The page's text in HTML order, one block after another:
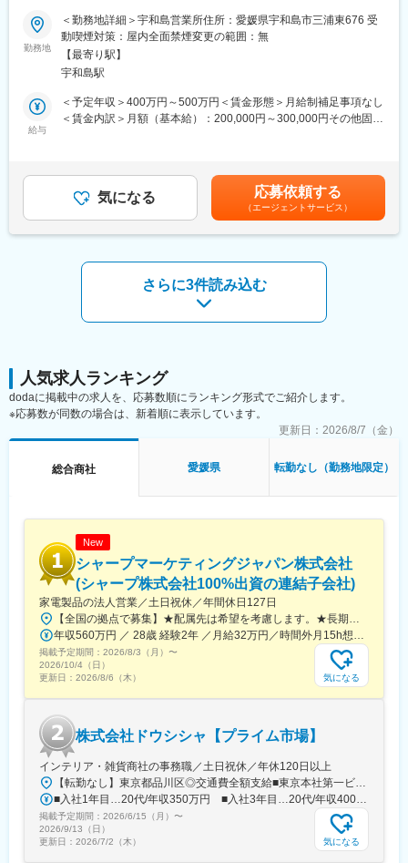
れています。「自分らしさ」を充分に発揮しながら、スキルアッ
プを図ることができます。
変更の範囲：会社の定める業務
■業務概要：
エンジン事業部門でメンテナンス業務をご担当いただきます。定
期点検の保全や修繕業務がメインとなります。大型機械の修理の
場合は、持ち帰ってメンテナンスを行います。選考の中でご本人
の希望と適正を考慮しながら配属先を決定していきます。
舶用・産業用ディーゼルエンジン、三菱ガスエンジン・ガスター
ビン、発電装置、太陽光発電システム、油清浄機、FRP製船舶、
コージェネレーションシステム、ソーラー発電システムを取り扱
■当社の魅力：
社員一人ひとりのスキルアップを支援しており、階層別研修、キ
ャリアアップ制度、人事評価制度などのサポート制度を設けてお
ります。「焦ったり、無理をして背伸びをする必要ない」という
考えが根付いているため、ご自身のペースで学びながら、確実に
■社風：
現在、20代～40代の社員が活躍しており、良好なチームワーク体
制が築かれております。また、社内研修、社内イベントなどにお
いて、各部署、各支店の社員と交流できるチャンスが多々用意さ
れています。「自分らしさ」を充分に発揮しながら、スキルアッ
勤務地
＜勤務地詳細＞宇和島営業所住所：愛媛県宇和島市三浦東676 受
動喫煙対策：屋内全面禁煙変更の範囲：無
【最寄り駅】
宇和島駅
給与
＜予定年収＞400万円～500万円＜賃金形態＞月給制補足事項なし
＜賃金内訳＞月額（基本給）：200,000円～300,000円その他固定
円）の過去実績あり■賞与：年2回※過去実績4ヶ月分賃金はあくま
でも目安の金額であり、選考を通じて上下する可能性がありま
す。月給(月額)は固定手当を含めた表記です。
気になる 応募依頼する
（エージェントサービス）
さらに3件読み込む
人気求人ランキング
dodaに掲載中の求人を、応募数順にランキング形式でご紹介します。
※応募数が同数の場合は、新着順に表示しています。
更新日： 2026/8/7（金）
総合商社 愛媛県 転勤なし（勤務地限定）
New
シャープマーケティングジャパン株式会社
(シャープ株式会社100%出資の連結子会社)
家電製品の法人営業／土日祝休／年間休日127日
【全国の拠点で募集】★配属先は希望を考慮します。★長期的にキャリアを積む中で全国転勤の可能性があります。※配属先の詳細は当社HPをご確認ください。https://smj.jp.sharp/hs/corporation/office.html＜営業拠点＞■北日本営業部札幌市、旭川市、函館市、帯広市、仙台市、山形市郡山市、紫波郡矢巾町、青森市、秋田市■首都圏営業部港区、立川市、千葉市、横浜市、平塚市、さいたま市、宇都宮市水戸市、前橋市、新潟市、長岡市、長野市、松本市、甲府市■中部営業部名古屋市、岐阜市、津市、静岡市、浜松市、野々市市、富山市■近畿営業部八尾市、京都市、大津市、神戸市■中四国営業部広島市、福山市、松江市、都窪郡早島町、山口市、高松市高知市、松山市■九州営業部福岡市、大村市、北九州市、大分市、上益城郡嘉島町鹿児島市、宮崎市受動喫煙対策：屋内全面禁煙
年収560万円 ／ 28歳 経験2年 ／月給32万円／時間外月15h想定 年収630万円 ／ 31歳 経験3年 ／月給36万円／時間外月15h想定
掲載予定期間： 2026/8/3（月） 〜
2026/10/4（日）
更新日： 2026/8/6（木） 気になる
株式会社ドウシシャ【プライム市場】
インテリア・雑貨商社の事務職／土日祝休／年休120日以上
【転勤なし】東京都品川区◎交通費全額支給■東京本社第一ビル東京都品川区東大井1-8-10＜アクセス＞りんかい線「品川シーサイド駅」B出口より、徒歩7分京浜急行線「青物横丁駅」より、徒歩10分東急大井町線・JR京浜東北線「大井町駅」より、徒歩15分※受動喫煙対策：屋内全面禁煙
■入社1年目…20代/年収350万円 ■入社3年目…20代/年収400万円
掲載予定期間： 2026/6/15（月） 〜
2026/9/13（日）
更新日： 2026/7/2（木） 気になる